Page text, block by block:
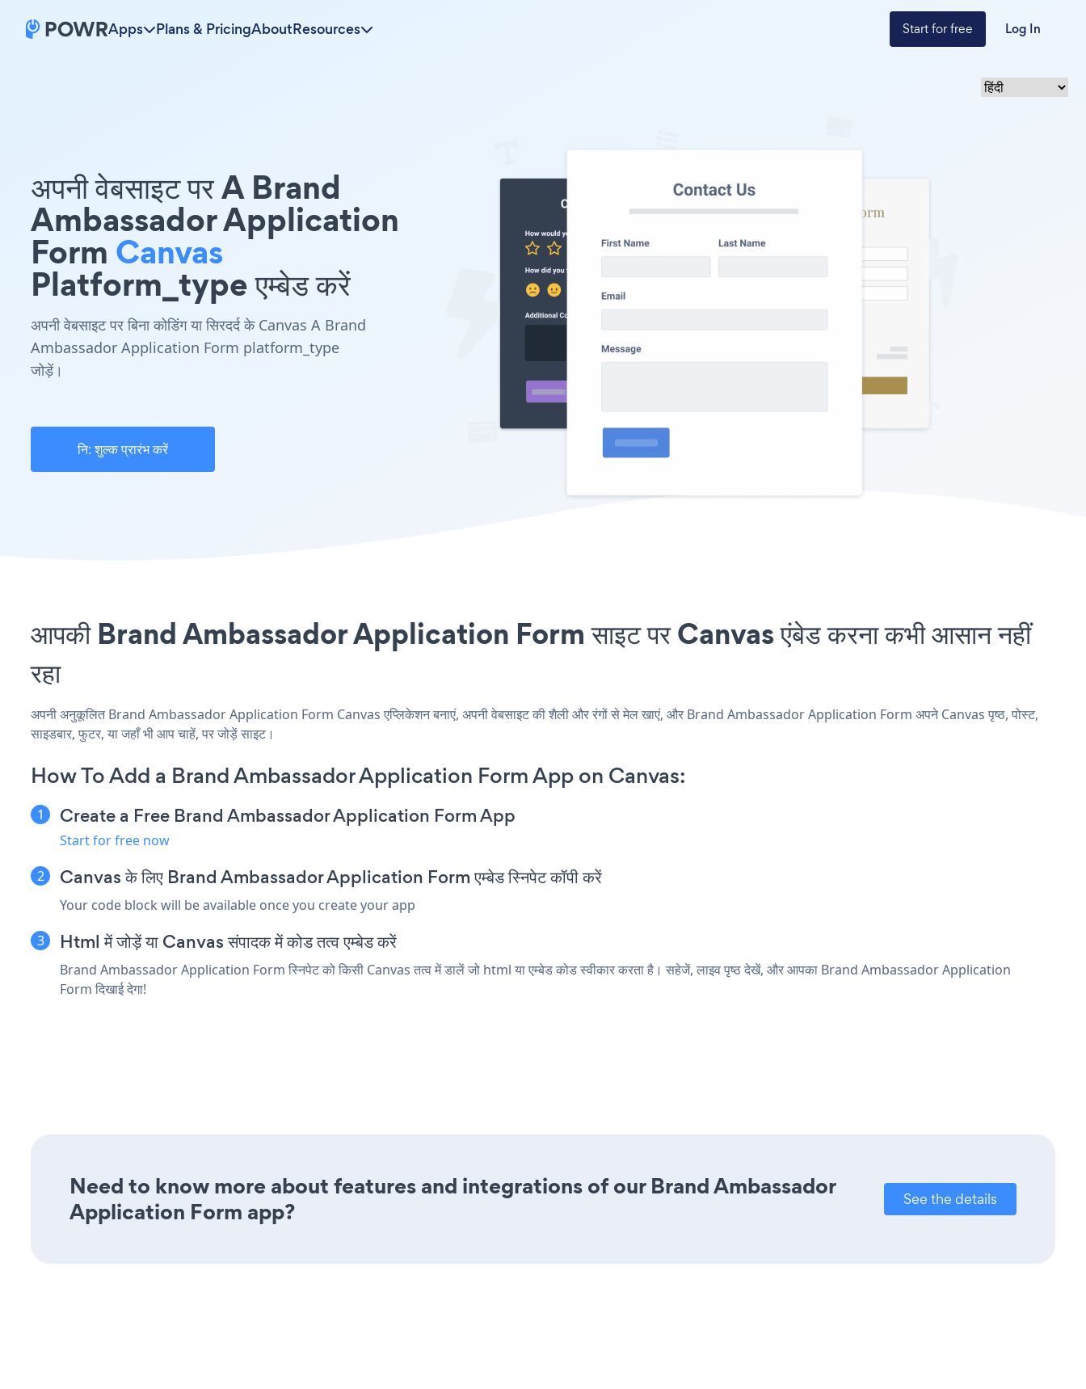
Apps Plans & PricingAboutResources Start for free Log In
अपनी वेबसाइट पर A Brand
Ambassador Application
Form Canvas
Platform_type एम्बेड करें
अपनी वेबसाइट पर बिना कोडिंग या सिरदर्द के Canvas A Brand
Ambassador Application Form platform_type
जोड़ें।
नि: शुल्क प्रारंभ करें
आपकी Brand Ambassador Application Form साइट पर Canvas एंबेड करना कभी आसान नहीं
रहा
अपनी अनुकूलित Brand Ambassador Application Form Canvas एप्लिकेशन बनाएं, अपनी वेबसाइट की शैली और रंगों से मेल खाएं, और Brand Ambassador Application Form अपने Canvas पृष्ठ, पोस्ट,
साइडबार, फुटर, या जहाँ भी आप चाहें, पर जोड़ें साइट।
How To Add a Brand Ambassador Application Form App on Canvas:
Create a Free Brand Ambassador Application Form App
Start for free now
Canvas के लिए Brand Ambassador Application Form एम्बेड स्निपेट कॉपी करें
Your code block will be available once you create your app
Html में जोड़ें या Canvas संपादक में कोड तत्व एम्बेड करें
Brand Ambassador Application Form स्निपेट को किसी Canvas तत्व में डालें जो html या एम्बेड कोड स्वीकार करता है। सहेजें, लाइव पृष्ठ देखें, और आपका Brand Ambassador Application
Form दिखाई देगा!
Need to know more about features and integrations of our Brand Ambassador
Application Form app?
See the details